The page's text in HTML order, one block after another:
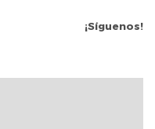
¡Síguenos!